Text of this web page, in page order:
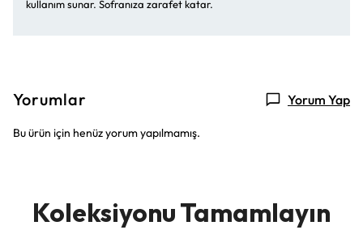
kullanım sunar. Sofranıza zarafet katar.
Yorumlar Yorum Yap
Bu ürün için henüz yorum yapılmamış.
Koleksiyonu Tamamlayın